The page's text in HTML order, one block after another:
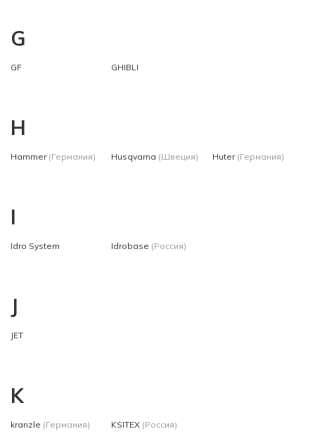
G
GF GHIBLI
H
Hammer (Германия) Husqvarna (Швеция) Huter (Германия)
I
Idro System Idrobase (Россия)
J
JET
K
kranzle (Германия) KSITEX (Россия)